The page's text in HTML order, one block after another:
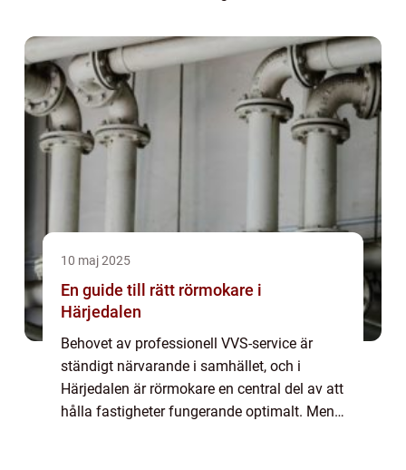
status, men har även prak...
10 maj 2025
En guide till rätt rörmokare i
Härjedalen
Behovet av professionell VVS-service är
ständigt närvarande i samhället, och i
Härjedalen är rörmokare en central del av att
hålla fastigheter fungerande optimalt. Men